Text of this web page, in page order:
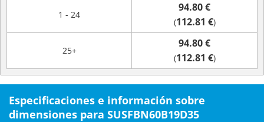
1 - 24
94.80 €
(112.81 €)
25+
94.80 €
(112.81 €)
Especificaciones e información sobre
dimensiones para SUSFBN60B19D35